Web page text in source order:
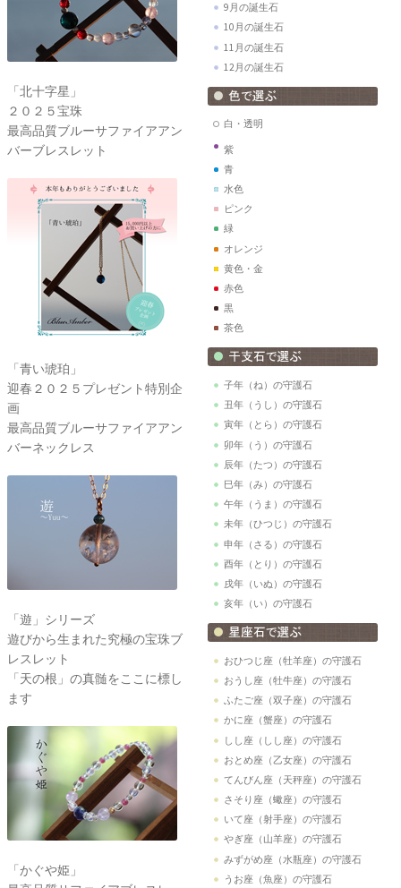
「北十字星」
２０２５宝珠
最高品質ブルーサファイアアン
バーブレスレット
「青い琥珀」
迎春２０２５プレゼント特別企
画
最高品質ブルーサファイアアン
バーネックレス
「遊」シリーズ
遊びから生まれた究極の宝珠ブ
レスレット
「天の根」の真髄をここに標し
ます
「かぐや姫」
9月の誕生石
10月の誕生石
11月の誕生石
12月の誕生石
白・透明
紫
青
水色
ピンク
緑
オレンジ
黄色・金
赤色
黒
茶色
子年（ね）の守護石
丑年（うし）の守護石
寅年（とら）の守護石
卯年（う）の守護石
辰年（たつ）の守護石
巳年（み）の守護石
午年（うま）の守護石
未年（ひつじ）の守護石
申年（さる）の守護石
酉年（とり）の守護石
戌年（いぬ）の守護石
亥年（い）の守護石
おひつじ座（牡羊座）の守護石
おうし座（牡牛座）の守護石
ふたご座（双子座）の守護石
かに座（蟹座）の守護石
しし座（しし座）の守護石
おとめ座（乙女座）の守護石
てんびん座（天秤座）の守護石
さそり座（蠍座）の守護石
いて座（射手座）の守護石
やぎ座（山羊座）の守護石
みずがめ座（水瓶座）の守護石
うお座（魚座）の守護石